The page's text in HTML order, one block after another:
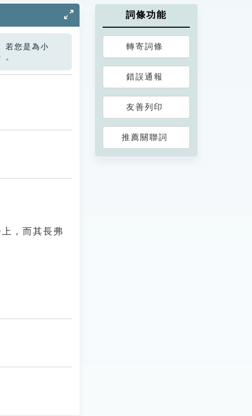
若您是為小
。
，而其長弗
詞條功能
轉寄詞條
錯誤通報
友善列印
推薦關聯詞